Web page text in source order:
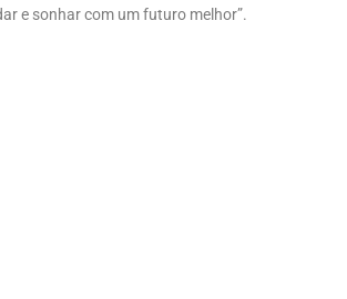
e sonhar com um futuro melhor”.